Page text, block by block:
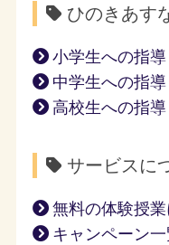
ひのきあす
小学生への指導
中学生への指導
高校生への指導
サービスに
無料の体験授
キャンペーン一